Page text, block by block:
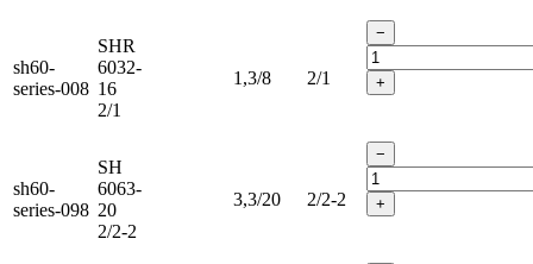
sh60-
series-008
SHR
6032-
16
2/1
1,3/8 2/1
−
+
sh60-
series-098
SH
6063-
20
2/2-2
3,3/20 2/2-2
−
+